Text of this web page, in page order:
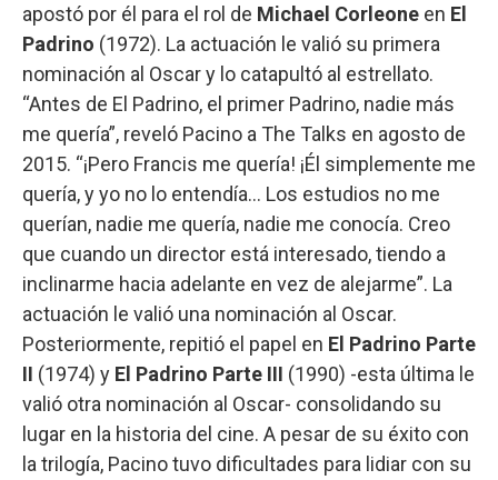
apostó por él para el rol de Michael Corleone en El
Padrino (1972). La actuación le valió su primera
nominación al Oscar y lo catapultó al estrellato.
“Antes de El Padrino, el primer Padrino, nadie más
me quería”, reveló Pacino a The Talks en agosto de
2015. “¡Pero Francis me quería! ¡Él simplemente me
quería, y yo no lo entendía… Los estudios no me
querían, nadie me quería, nadie me conocía. Creo
que cuando un director está interesado, tiendo a
inclinarme hacia adelante en vez de alejarme”. La
actuación le valió una nominación al Oscar.
Posteriormente, repitió el papel en El Padrino Parte
II (1974) y El Padrino Parte III (1990) -esta última le
valió otra nominación al Oscar- consolidando su
lugar en la historia del cine. A pesar de su éxito con
la trilogía, Pacino tuvo dificultades para lidiar con su